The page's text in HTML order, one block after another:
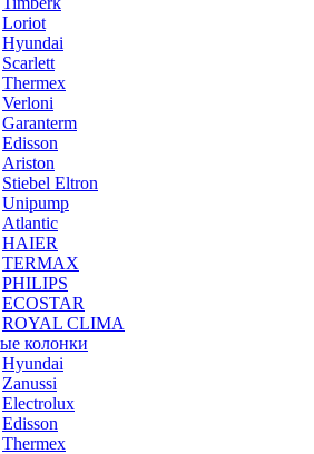
Loriot
Hyundai
Scarlett
Thermex
Verloni
Garanterm
Edisson
Ariston
Stiebel Eltron
Unipump
Atlantic
HAIER
TERMAX
PHILIPS
ECOSTAR
ROYAL CLIMA
колонки
Hyundai
Zanussi
Electrolux
Edisson
Thermex